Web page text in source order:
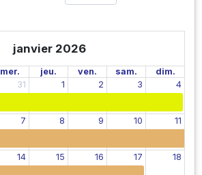
janvier 2026
mer. jeu. ven. sam.
dim.
31 1 2 3 4
7 8 9 10 11
14 15 16 17 18